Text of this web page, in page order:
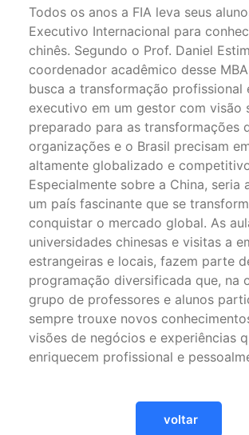
Todos os anos a FIA leva seus
Executivo Internacional para
chinês. Segundo o Prof. Daniel
coordenador acadêmico desse
busca a transformação profissional
executivo em um gestor com visão
preparado para as transformações
organizações e o Brasil precisam
altamente globalizado e
Especialmente sobre a China, seria
um país fascinante que se
conquistar o mercado global. As
universidades chinesas e visitas a
estrangeiras e locais, fazem parte
programação diversificada que, na
grupo de professores e alunos
sempre trouxe novos
visões de negócios e experiências
enriquecem profissional e
voltar